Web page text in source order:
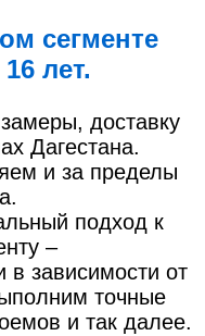
сегменте
лет.
доставку
Дагестана.
и за пределы
подход к
–
зависимости от
точные
и так далее.